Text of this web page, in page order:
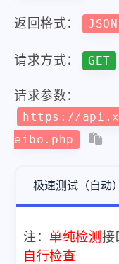
返回格式： JSON
请求方式： GET
请求参数：
https://
eibo.php
极速测试（自动）
注： 单纯检测 接
自行检查